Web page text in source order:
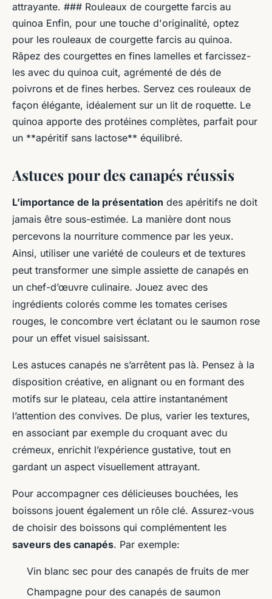
attrayante. ### Rouleaux de courgette farcis au
quinoa Enfin, pour une touche d'originalité, optez
pour les rouleaux de courgette farcis au quinoa.
Râpez des courgettes en fines lamelles et farcissez-
les avec du quinoa cuit, agrémenté de dés de
poivrons et de fines herbes. Servez ces rouleaux de
façon élégante, idéalement sur un lit de roquette. Le
quinoa apporte des protéines complètes, parfait pour
un **apéritif sans lactose** équilibré.
Astuces pour des canapés réussis
L’importance de la présentation des apéritifs ne doit
jamais être sous-estimée. La manière dont nous
percevons la nourriture commence par les yeux.
Ainsi, utiliser une variété de couleurs et de textures
peut transformer une simple assiette de canapés en
un chef-d’œuvre culinaire. Jouez avec des
ingrédients colorés comme les tomates cerises
rouges, le concombre vert éclatant ou le saumon rose
pour un effet visuel saisissant.
Les astuces canapés ne s’arrêtent pas là. Pensez à la
disposition créative, en alignant ou en formant des
motifs sur le plateau, cela attire instantanément
l’attention des convives. De plus, varier les textures,
en associant par exemple du croquant avec du
crémeux, enrichit l’expérience gustative, tout en
gardant un aspect visuellement attrayant.
Pour accompagner ces délicieuses bouchées, les
boissons jouent également un rôle clé. Assurez-vous
de choisir des boissons qui complémentent les
saveurs des canapés. Par exemple:
Vin blanc sec pour des canapés de fruits de mer
Champagne pour des canapés de saumon